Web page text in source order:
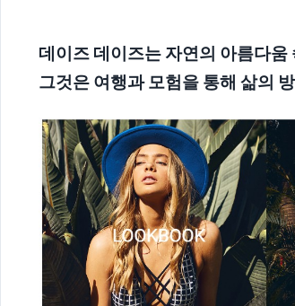
데이즈 데이즈는 자연의 아름다
그것은 여행과 모험을 통해 삶의